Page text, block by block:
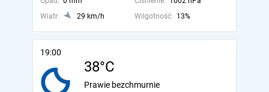
Wiatr:
29 km/h Wilgotność: 13%
19:00
38°C
Prawie bezchmurnie